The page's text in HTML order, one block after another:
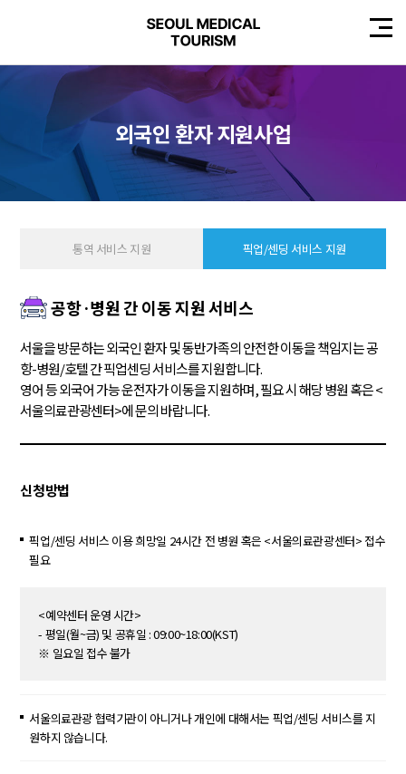
외국인 환자 지원사업
통역 서비스 지원 픽업/센딩 서비스 지원
공항·병원 간 이동 지원 서비스
서울을 방문하는 외국인 환자 및 동반가족의 안전한 이동을 책임지는 공
항-병원/호텔 간 픽업센딩 서비스를 지원합니다.
영어 등 외국어 가능 운전자가 이동을 지원하며, 필요 시 해당 병원 혹은 <
서울의료관광센터>에 문의 바랍니다.
신청방법
픽업/센딩 서비스 이용 희망일 24시간 전 병원 혹은 <서울의료관광센터> 접수
필요
<예약센터 운영 시간>
- 평일(월~금) 및 공휴일 : 09:00~18:00(KST)
※ 일요일 접수 불가
서울의료관광 협력기관이 아니거나 개인에 대해서는 픽업/센딩 서비스를 지
원하지 않습니다.